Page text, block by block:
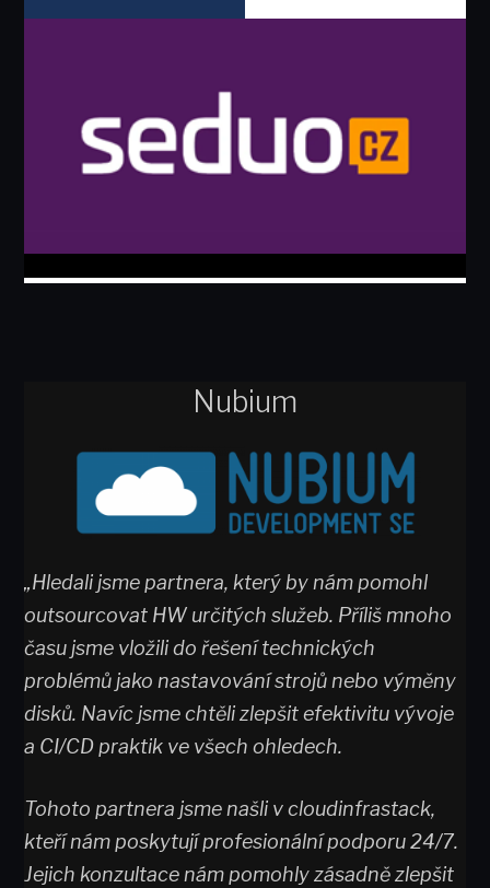
Nubium
„Hledali jsme partnera, který by nám pomohl
outsourcovat HW určitých služeb. Příliš mnoho
času jsme vložili do řešení technických
problémů jako nastavování strojů nebo výměny
disků. Navíc jsme chtěli zlepšit efektivitu vývoje
a CI/CD praktik ve všech ohledech.
Tohoto partnera jsme našli v cloudinfrastack,
kteří nám poskytují profesionální podporu 24/7.
Jejich konzultace nám pomohly zásadně zlepšit